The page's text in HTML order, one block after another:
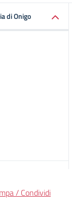
di Onigo
/ Condividi